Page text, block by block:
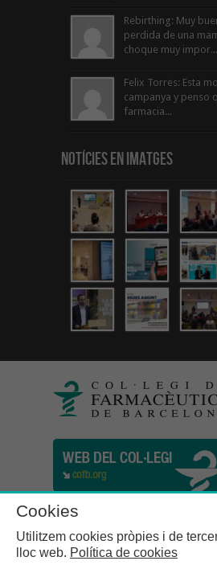
Rebirthing: Muy
perdida de una
choque muy impor...
Felix Torres: Esta
campanya y penso
farmacia...
Notícies en Imatges
Cookies
Utilitzem cookies pròpies i de
lloc web. Política de cookies